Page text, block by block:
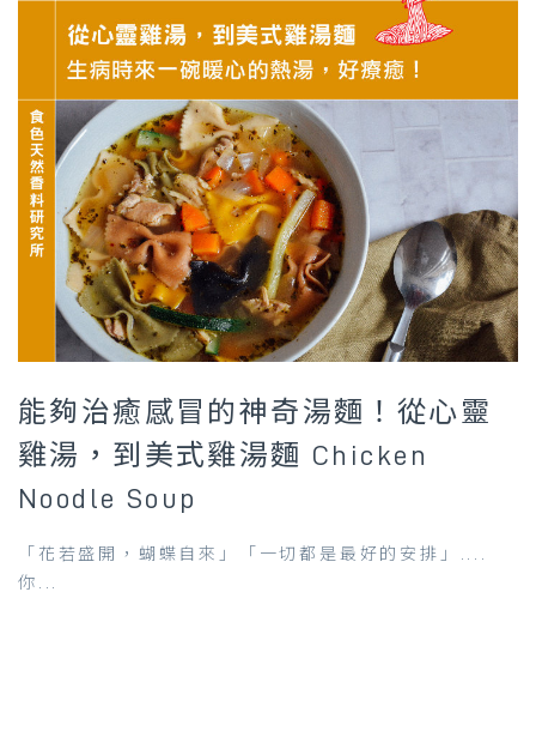
能夠治癒感冒的神奇湯麵！從心靈
雞湯，到美式雞湯麵 Chicken
Noodle Soup
「花若盛開，蝴蝶自來」「一切都是最好的安排」....
你...